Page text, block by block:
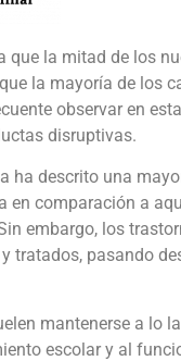
que la mitad de los
la mayoría de los
observar en
disruptivas.
ha descrito una
en comparación a
embargo, los
tratados, pasando
mantenerse a lo
escolar y al